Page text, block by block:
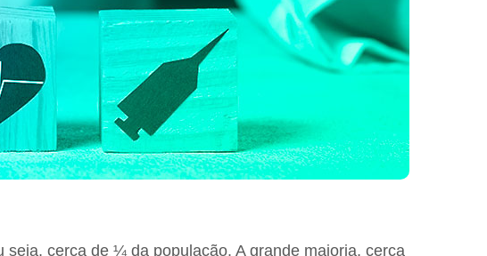
cerca de ¼ da população. A grande maioria, cerca